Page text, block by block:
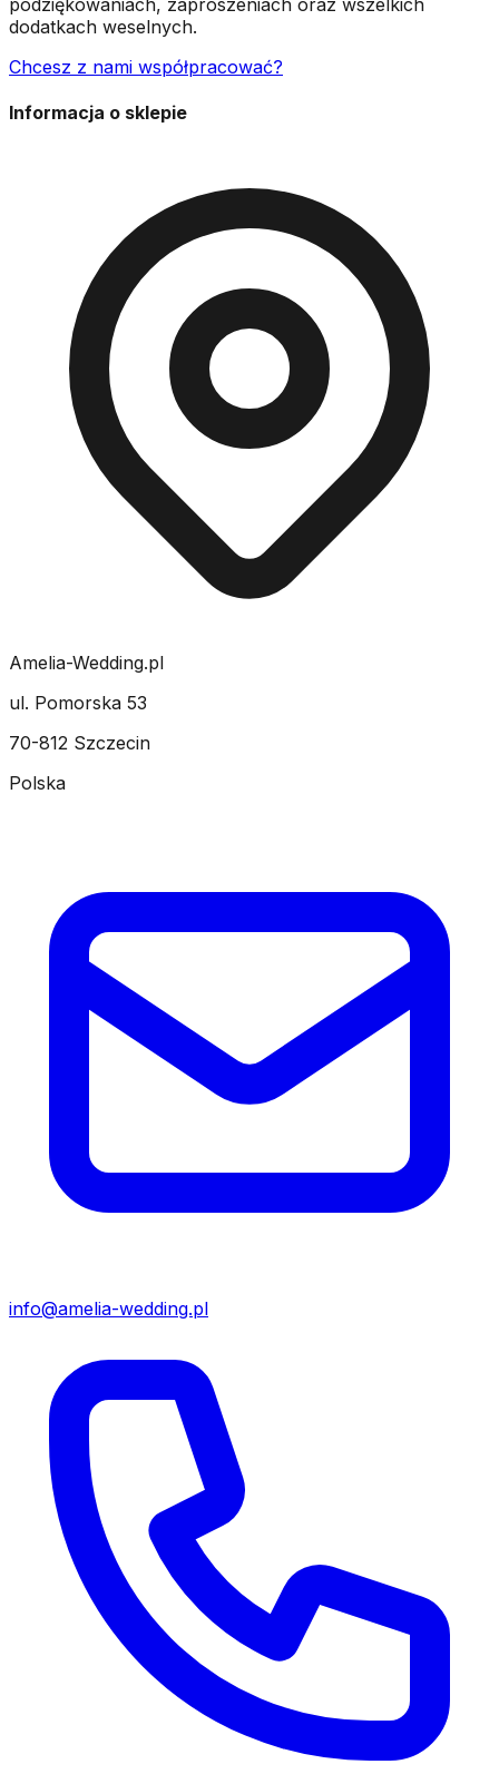
podziękowaniach, zaproszeniach oraz wszelkich
dodatkach weselnych.
Chcesz z nami współpracować?
Informacja o sklepie
Amelia-Wedding.pl
ul. Pomorska 53
70-812 Szczecin
Polska
info@amelia-wedding.pl